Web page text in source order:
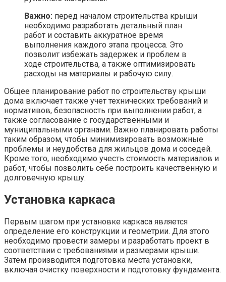
Важно: перед началом строительства крыши
необходимо разработать детальный план
работ и составить аккуратное время
выполнения каждого этапа процесса. Это
позволит избежать задержек и проблем в
ходе строительства, а также оптимизировать
расходы на материалы и рабочую силу.
Общее планирование работ по строительству крыши
дома включает также учет технических требований и
нормативов, безопасность при выполнении работ, а
также согласование с государственными и
муниципальными органами. Важно планировать работы
таким образом, чтобы минимизировать возможные
проблемы и неудобства для жильцов дома и соседей.
Кроме того, необходимо учесть стоимость материалов и
работ, чтобы позволить себе построить качественную и
долговечную крышу.
Установка каркаса
Первым шагом при установке каркаса является
определение его конструкции и геометрии. Для этого
необходимо провести замеры и разработать проект в
соответствии с требованиями и размерами крыши.
Затем производится подготовка места установки,
включая очистку поверхности и подготовку фундамента.